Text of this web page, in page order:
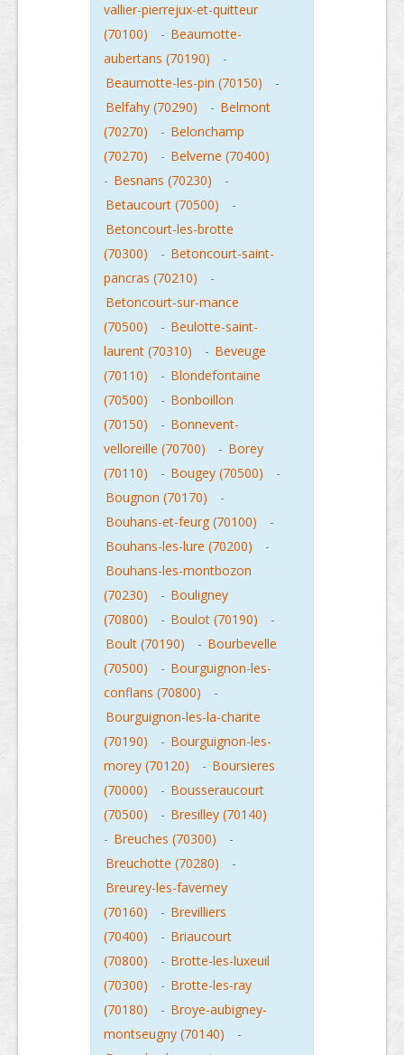
vallier-pierrejux-et-quitteur
(70100)
- Beaumotte-
aubertans (70190)
-
Beaumotte-les-pin (70150)
-
Belfahy (70290)
- Belmont
(70270)
- Belonchamp
(70270)
- Belverne (70400)
- Besnans (70230)
-
Betaucourt (70500)
-
Betoncourt-les-brotte
(70300)
- Betoncourt-saint-
pancras (70210)
-
Betoncourt-sur-mance
(70500)
- Beulotte-saint-
laurent (70310)
- Beveuge
(70110)
- Blondefontaine
(70500)
- Bonboillon
(70150)
- Bonnevent-
velloreille (70700)
- Borey
(70110)
- Bougey (70500)
-
Bougnon (70170)
-
Bouhans-et-feurg (70100)
-
Bouhans-les-lure (70200)
-
Bouhans-les-montbozon
(70230)
- Bouligney
(70800)
- Boulot (70190)
-
Boult (70190)
- Bourbevelle
(70500)
- Bourguignon-les-
conflans (70800)
-
Bourguignon-les-la-charite
(70190)
- Bourguignon-les-
morey (70120)
- Boursieres
(70000)
- Bousseraucourt
(70500)
- Bresilley (70140)
- Breuches (70300)
-
Breuchotte (70280)
-
Breurey-les-faverney
(70160)
- Brevilliers
(70400)
- Briaucourt
(70800)
- Brotte-les-luxeuil
(70300)
- Brotte-les-ray
(70180)
- Broye-aubigney-
montseugny (70140)
-